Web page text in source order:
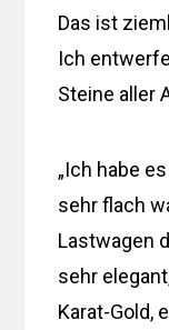
Das ist
Ich
Steine ​​aller
„Ich habe
sehr flach
Lastwagen
sehr
Karat-Gold,